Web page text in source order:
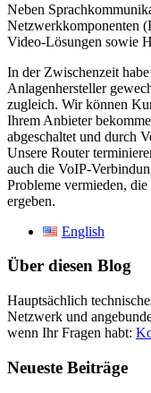
Neben
Netzwerkkomponenten
Video-Lösungen sowie
In der Zwischenzeit
Anlagenhersteller
zugleich. Wir können
Ihrem Anbieter
abgeschaltet und durch
Unsere Router
auch die VoIP-
Probleme vermieden,
ergeben.
English
Über diesen Blog
Hauptsächlich
Netzwerk und
wenn Ihr Fragen habt:
Neueste Beiträge